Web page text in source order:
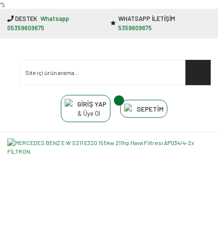
"');
DESTEK Whatsapp
05359609675
WHATSAPP İLETİŞİM
5359609675
GİRİŞ YAP
& Üye Ol
SEPETİM